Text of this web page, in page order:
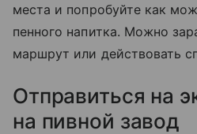
места и попробуйте как
пенного напитка. Можно
маршрут или действовать
Отправиться на
на пивной завод